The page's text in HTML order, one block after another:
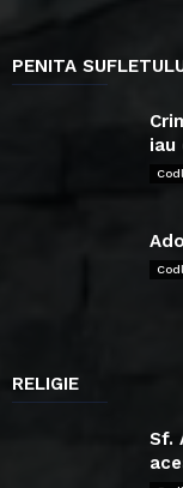
PENITA
iau
RELIGIE
Sf.